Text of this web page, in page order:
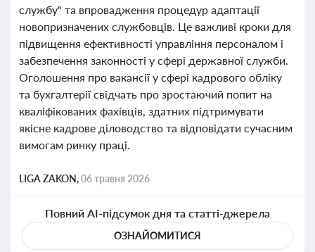
службу" та впровадження процедур адаптації
новопризначених службовців. Це важливі кроки для
підвищення ефективності управління персоналом і
забезпечення законності у сфері державної служби.
Оголошення про вакансії у сфері кадрового обліку
та бухгалтерії свідчать про зростаючий попит на
кваліфікованих фахівців, здатних підтримувати
якісне кадрове діловодство та відповідати сучасним
вимогам ринку праці.
LIGA ZAKON,06 травня 2026
Повний AI-підсумок дня та статті-джерела
ОЗНАЙОМИТИСЯ